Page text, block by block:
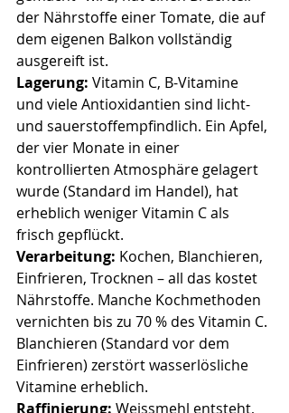
der Nährstoffe einer Tomate, die auf
dem eigenen Balkon vollständig
ausgereift ist.
Lagerung: Vitamin C, B-Vitamine
und viele Antioxidantien sind licht-
und sauerstoffempfindlich. Ein Apfel,
der vier Monate in einer
kontrollierten Atmosphäre gelagert
wurde (Standard im Handel), hat
erheblich weniger Vitamin C als
frisch gepflückt.
Verarbeitung: Kochen, Blanchieren,
Einfrieren, Trocknen – all das kostet
Nährstoffe. Manche Kochmethoden
vernichten bis zu 70 % des Vitamin C.
Blanchieren (Standard vor dem
Einfrieren) zerstört wasserlösliche
Vitamine erheblich.
Raffinierung: Weissmehl entsteht,